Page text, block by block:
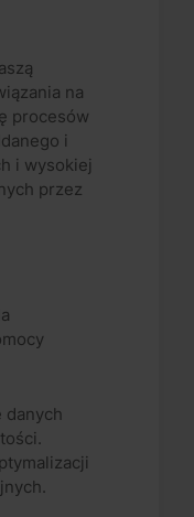
na
procesów
i
i wysokiej
przez
danych